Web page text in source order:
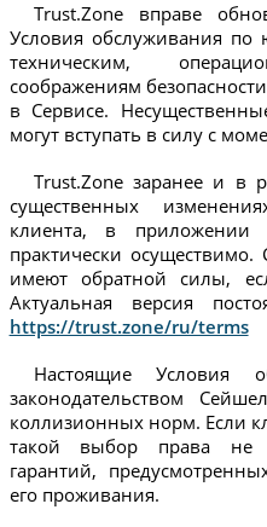
Trust.Zone вправе
Условия обслуживания по
техническим,
соображениям
в Сервисе.
могут вступать в силу с
Trust.Zone заранее и в
существенных
клиента, в
практически
имеют обратной силы,
Актуальная версия
https://trust.zone/ru/terms
Настоящие Условия
законодательством
коллизионных норм. Если
такой выбор права не
гарантий,
его проживания.